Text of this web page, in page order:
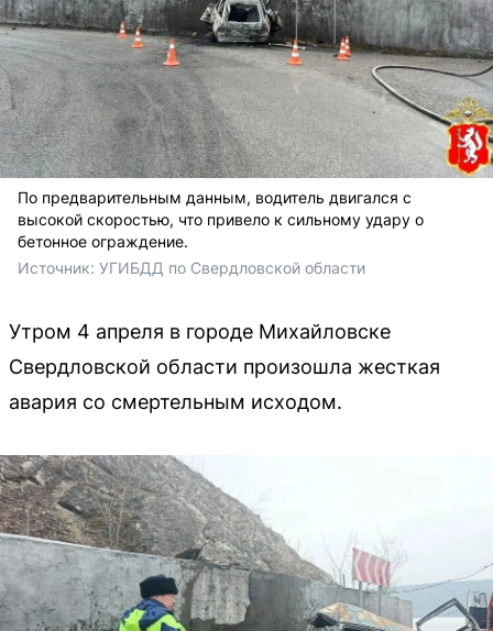
По предварительным данным, водитель двигался с
высокой скоростью, что привело к сильному удару о
бетонное ограждение.
Источник: УГИБДД по Свердловской области
Утром 4 апреля в городе Михайловске
Свердловской области произошла жесткая
авария со смертельным исходом.